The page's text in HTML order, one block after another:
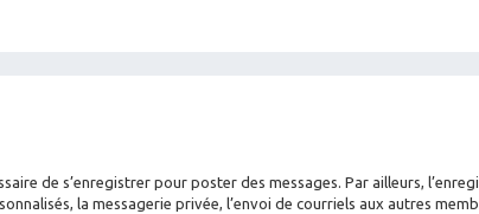
de s’enregistrer pour poster des messages. Par ailleurs,
la messagerie privée, l’envoi de courriels aux autres